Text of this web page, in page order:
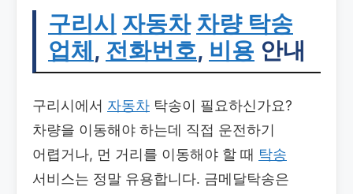
구리시 자동차 차량 탁송
업체 , 전화번호, 비용 안내
구리시에서 자동차 탁송이 필요하신가요?
차량을 이동해야 하는데 직접 운전하기
어렵거나, 먼 거리를 이동해야 할 때 탁송
서비스는 정말 유용합니다. 금메달탁송은